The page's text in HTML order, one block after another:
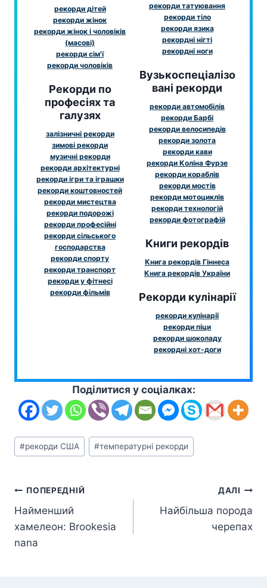
рекорди дітей
рекорди жінок
рекорди жінок і чоловіків
(масові)
рекорди сім'ї
рекорди чоловіків
Рекорди по
професіях та
галузях
залізничні рекорди
зимові рекорди
музичні рекорди
рекорди архітектурні
рекорди ігри та іграшки
рекорди коштовностей
рекорди мистецтва
рекорди подорожі
рекорди професійні
рекорди сільського
господарства
рекорди спорту
рекорди транспорт
рекорди у фітнесі
рекорди фільмів
рекорди татуювання
рекорди тіло
рекорди язика
рекордні нігті
рекордні ноги
Вузькоспеціалізо
вані рекорди
рекорди автомобілів
рекорди Барбі
рекорди велосипедів
рекорди золота
рекорди кави
рекорди Коліна Фурзе
рекорди кораблів
рекорди мостів
рекорди мотоциклів
рекорди технологій
рекорди фотографій
Книги рекордів
Книга рекордів Гіннеса
Книга рекордів України
Рекорди кулінарії
рекорди кулінарії
рекорди піци
рекорди шоколаду
рекордні хот-доги
Поділитися у соціалках:
Позначки
запису:
#рекорди США #температурні рекорди
Навігація
записів
ПОПЕРЕДНІЙ
Найменший
хамелеон: Brookesia
nana
ДАЛІ
Найбільша порода
черепах